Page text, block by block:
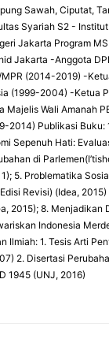
Sawah, Ciputat,
Syariah S2 -
Jakarta Program
Jakarta -Anggota
(2014-2019) -
(1999-2004) -Ketua
Majelis Wali Amanah
2014) Publikasi Buku:
Sepenuh Hati:
di
5. Problematika
Revisi) (Idea,
2015); 8. Menjadikan
Indonesia
Ilmiah: 1. Tesis Arti
2. Disertasi
1945 (UNJ, 2016)